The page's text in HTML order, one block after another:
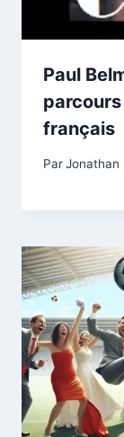
Paul
parcours
français
ParJonathan